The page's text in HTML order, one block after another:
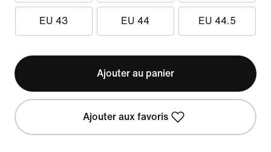
EU 43 EU 44 EU 44.5
Ajouter au panier
Ajouter aux favoris